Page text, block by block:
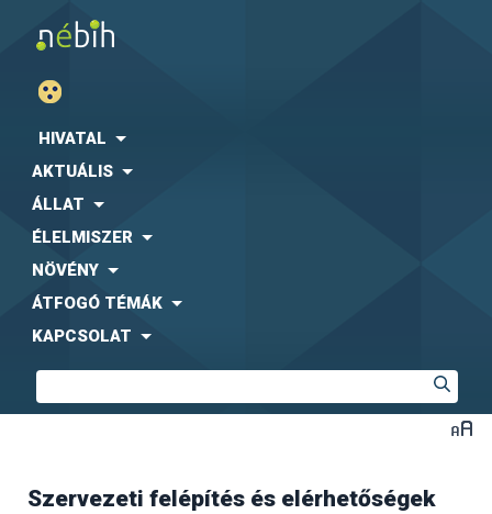
HIVATAL
AKTUÁLIS
ÁLLAT
ÉLELMISZER
NÖVÉNY
ÁTFOGÓ TÉMÁK
KAPCSOLAT
Szervezeti felépítés és elérhetőségek